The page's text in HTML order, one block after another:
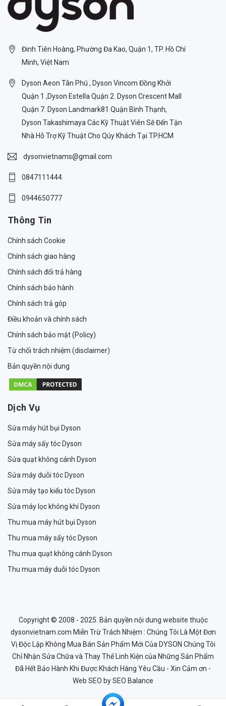
Đinh Tiên Hoàng, Phường Đa Kao, Quận 1, TP. Hồ Chí
Minh, Việt Nam
Dyson Aeon Tân Phú , Dyson Vincom Đồng Khởi
Quận 1 ,Dyson Estella Quận 2. Dyson Crescent Mall
Quận 7. Dyson Landmark81 Quận Bình Thạnh,
Dyson Takashimaya Các Kỹ Thuật Viên Sẽ Đến Tận
Nhà Hỗ Trợ Kỹ Thuật Cho Qúy Khách Tại TP.HCM
dysonvietnams@gmail.com
0847111444
0944650777
Thông Tin
Chính sách Cookie
Chính sách giao hàng
Chính sách đổi trả hàng
Chính sách bảo hành
Chính sách trả góp
Điều khoản và chính sách
Chính sách bảo mật (Policy)
Từ chối trách nhiệm (disclaimer)
Bản quyền nội dung
Dịch Vụ
Sửa máy hút bụi Dyson
Sửa máy sấy tóc Dyson
Sửa quạt không cánh Dyson
Sửa máy duỗi tóc Dyson
Sửa máy tạo kiểu tóc Dyson
Sửa máy lọc không khí Dyson
Thu mua máy hút bụi Dyson
Thu mua máy sấy tóc Dyson
Thu mua quạt không cánh Dyson
Thu mua máy duỗi tóc Dyson
Copyright © 2008 - 2025. Bản quyền nội dung website thuộc
dysonvietnam.com Miễn Trừ Trách Nhiệm : Chúng Tôi Là Một Đơn
Vị Độc Lập Không Mua Bán Sản Phẩm Mới Của DYSON Chúng Tôi
Chỉ Nhận Sửa Chữa và Thay Thế Linh Kiện của Những Sản Phẩm
Đã Hết Bảo Hành Khi Được Khách Hàng Yêu Cầu - Xin Cảm ơn -
Web SEO by SEO Balance